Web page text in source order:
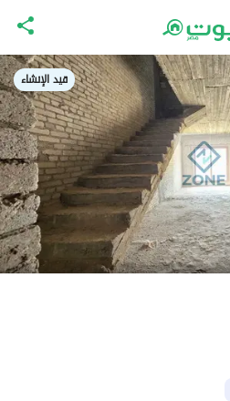
قيد الإنشاء